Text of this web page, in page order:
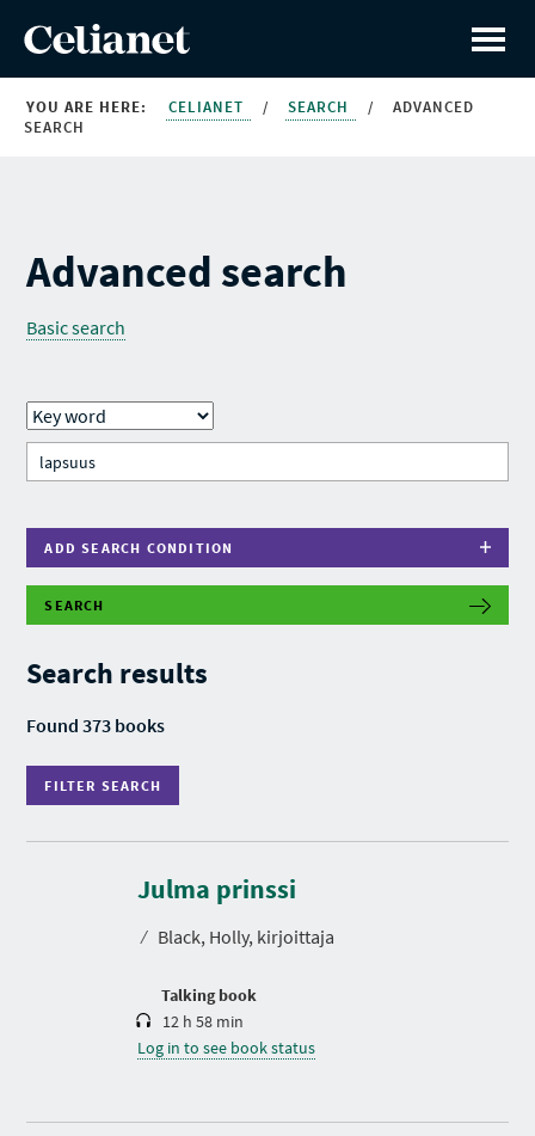
YOU ARE HERE: CELIANET / SEARCH /
ADVANCED
SEARCH
Advanced search
Basic search
ADD SEARCH CONDITION
SEARCH
Search results
Found 373 books
FILTER SEARCH
F
T
S
A
R
C
Julma prinssi
⁄ Black, Holly, kirjoittaja
Talking book
D
r
a
i
12 h 58 min
Log in to see book status